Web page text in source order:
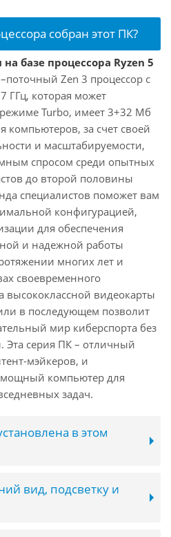
собран этот ПК?
базе процессора Ryzen 5
Zen 3 процессор с
ГГц, которая может
Turbo, имеет 3+32 Мб
компьютеров, за счет своей
и масштабируемости,
спросом среди опытных
до второй половины
специалистов поможет вам
конфигурацией,
для обеспечения
и надежной работы
многих лет и
своевременного
высококлассной видеокарты
в последующем позволит
мир киберспорта без
Эта серия ПК – отличный
мэйкеров, и
компьютер для
задач.
в этом
вид, подсветку и